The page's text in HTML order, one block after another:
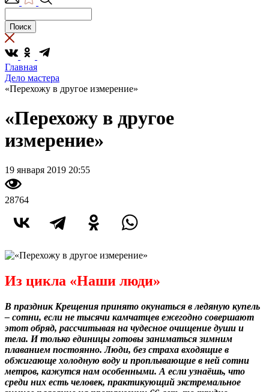
Главная
Дело мастера
«Перехожу в другое измерение»
«Перехожу в другое
измерение»
19 января 2019 20:55
28764
Из цикла «Наши люди»
В праздник Крещения принято окунаться в ледяную купель
– сотни, если не тысячи камчатцев ежегодно совершают
этот обряд, рассчитывая на чудесное очищение души и
тела. И только единицы готовы заниматься зимним
плаванием постоянно. Люди, без страха входящие в
обжигающе холодную воду и проплывающие в ней сотни
метров, кажутся нам особенными. А если узнаёшь, что
среди них есть человек, практикующий экстремальное